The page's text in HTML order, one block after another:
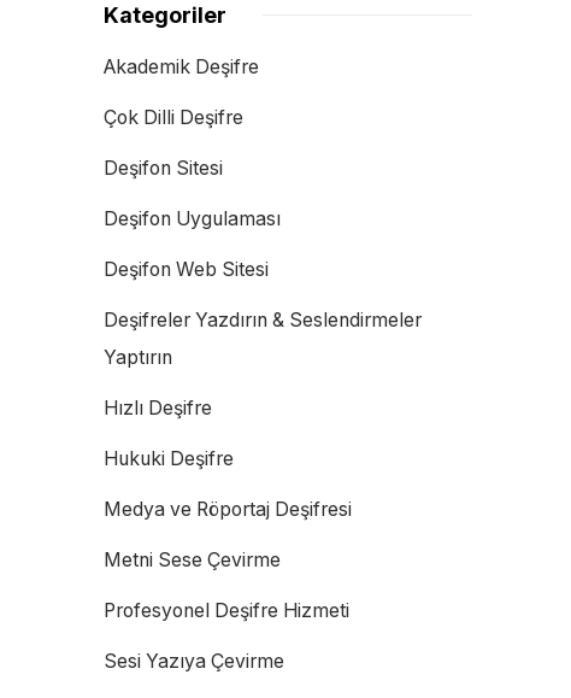
Kategoriler
Akademik Deşifre
Çok Dilli Deşifre
Deşifon Sitesi
Deşifon Uygulaması
Deşifon Web Sitesi
Deşifreler Yazdırın & Seslendirmeler
Yaptırın
Hızlı Deşifre
Hukuki Deşifre
Medya ve Röportaj Deşifresi
Metni Sese Çevirme
Profesyonel Deşifre Hizmeti
Sesi Yazıya Çevirme